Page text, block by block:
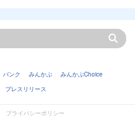
バンク みんかぶ
みんかぶChoice
プレスリリース
プライバシーポリシー